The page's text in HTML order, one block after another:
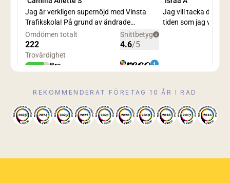
REKOMMENDERAT FÖRETAG 10 ÅR I RAD
Vinsta Trafikskola — Rekommenderat företag på Reco
Vinsta Trafikskola — Rekommenderat företag på
Vinsta Trafikskola — Rekommenderat
Vinsta Trafikskola — Rekommenderat
Vinsta Trafikskola —
Vinsta Trafikskola —
Vinsta Trafikskola —
Vinsta Trafikskola
VinstaVinsta